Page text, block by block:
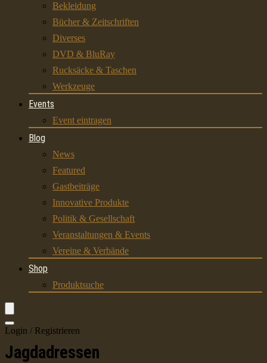
Bekleidung
Bücher & Zeitschriften
Diverses
DVD & BluRay
Rucksäcke & Taschen
Werkzeuge
Events
Event eintragen
Blog
News
Featured
Gastbeiträge
Innovative Produkte
Politik & Gesellschaft
Veranstaltungen & Events
Vereine & Verbände
Shop
Produktsuche
Login / Registrieren
Jagdadressen